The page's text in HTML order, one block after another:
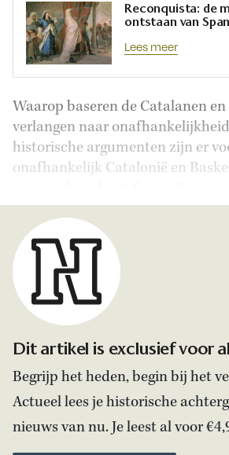
Reconquista: de
ontstaan van
Lees meer
Waarop baseren de Catalanen
verlangen naar
historische argumenten zijn er
onafhankelijk Catalonië en
Dit artikel is exclusief voor
Begrijp het heden, begin bij het
Actueel lees je historische
nieuws van nu. Je leest al voor